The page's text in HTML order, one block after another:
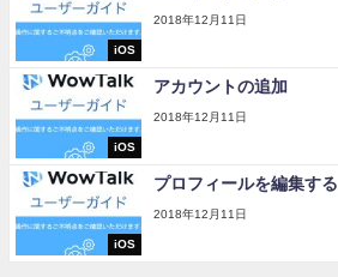
iOS
2018年12月11日
iOS
アカウントの追加
2018年12月11日
iOS
プロフィールを編集する
2018年12月11日